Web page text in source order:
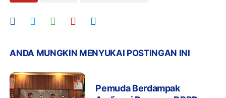
ANDA MUNGKIN MENYUKAI POSTINGAN INI
Pemuda Berdampak